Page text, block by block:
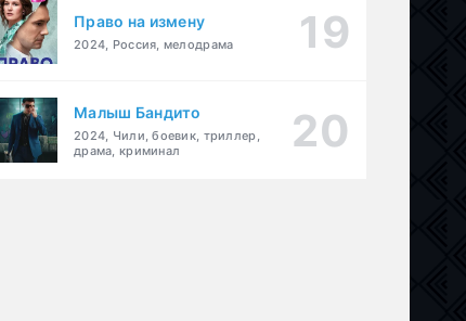
Право на измену
2024, Россия, мелодрама
Малыш Бандито
2024, Чили, боевик, триллер,
драма, криминал